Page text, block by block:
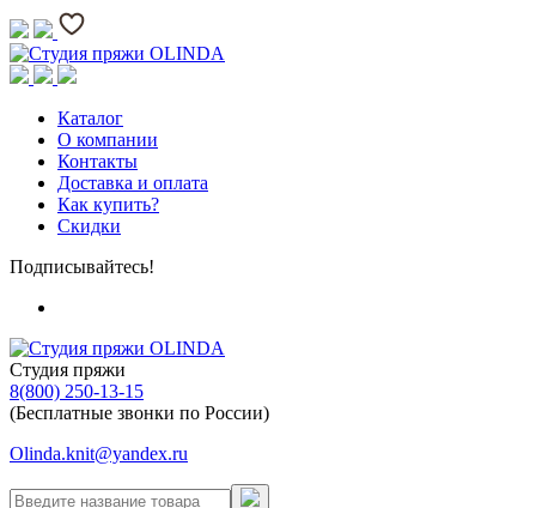
Каталог
О компании
Контакты
Доставка и оплата
Как купить?
Скидки
Подписывайтесь!
Студия пряжи
8(800) 250-13-15
(Бесплатные звонки по России)
Olinda.knit@yandex.ru